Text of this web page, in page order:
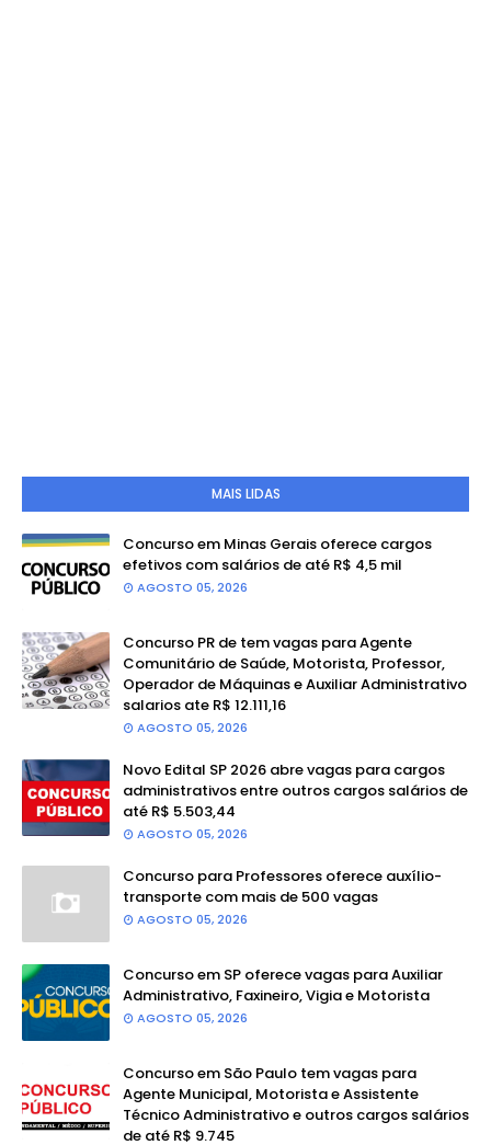
MAIS LIDAS
Concurso em Minas Gerais oferece cargos
efetivos com salários de até R$ 4,5 mil
AGOSTO 05, 2026
Concurso PR de tem vagas para Agente
Comunitário de Saúde, Motorista, Professor,
Operador de Máquinas e Auxiliar Administrativo
salarios ate R$ 12.111,16
AGOSTO 05, 2026
Novo Edital SP 2026 abre vagas para cargos
administrativos entre outros cargos salários de
até R$ 5.503,44
AGOSTO 05, 2026
Concurso para Professores oferece auxílio-
transporte com mais de 500 vagas
AGOSTO 05, 2026
Concurso em SP oferece vagas para Auxiliar
Administrativo, Faxineiro, Vigia e Motorista
AGOSTO 05, 2026
Concurso em São Paulo tem vagas para
Agente Municipal, Motorista e Assistente
Técnico Administrativo e outros cargos salários
de até R$ 9.745